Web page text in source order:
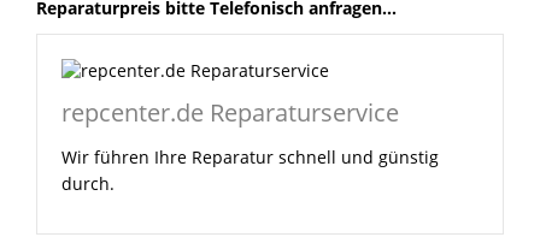
Reparaturpreis bitte Telefonisch anfragen...
repcenter.de Reparaturservice
Wir führen Ihre Reparatur schnell und günstig
durch.